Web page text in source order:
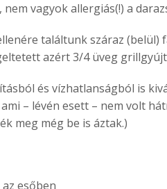
vagyok allergiás(!) a
találtunk száraz
azért 3/4 üveg
és vízhatlanságból is
– lévén esett – nem volt
meg még be is áztak.)